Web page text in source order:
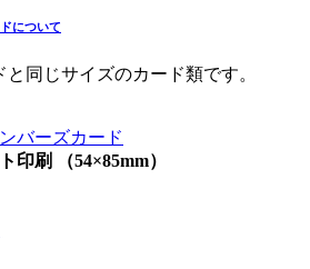
について
同じサイズのカード類です。
バーズカード
（54×85mm）